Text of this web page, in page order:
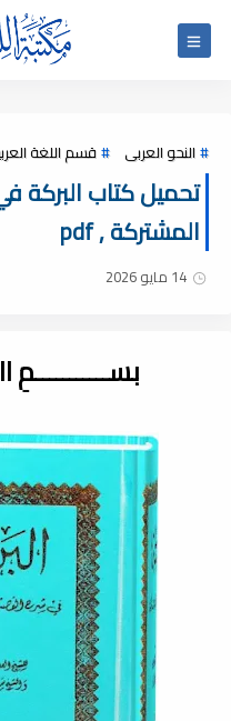
النحو العربى قسم اللغة
تحميل كتاب البركة
المشتركة , pdf
14 مايو 2026